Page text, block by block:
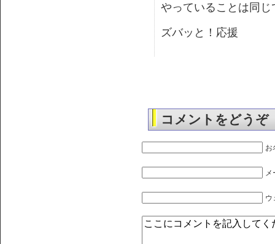
やっていることは同
ズバッと！応援
コメントをどうぞ
お
メ
ウ